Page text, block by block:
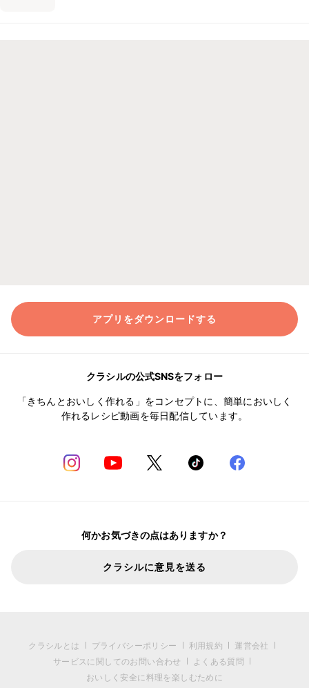
アプリをダウンロードする
クラシルの公式SNSをフォロー
「きちんとおいしく作れる」をコンセプトに、簡単においしく
作れるレシピ動画を毎日配信しています。
何かお気づきの点はありますか？
クラシルに意見を送る
クラシルとは プライバシーポリシー 利用規約
運営会社
サービスに関してのお問い合わせ
よくある質問
おいしく安全に料理を楽しむために